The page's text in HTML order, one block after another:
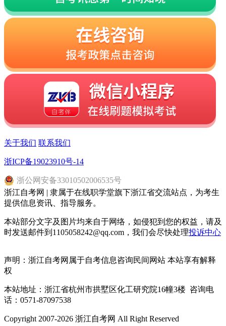
关于我们 联系我们
浙ICP备19023910号-14
浙公网安备33010502006535号
浙江自考网 | 隶属于在线职学堂旗下浙江省交流站点，为考生
提供信息资讯、指导服务。
本站部分文字及图片均来自于网络，如侵犯到您的权益，请及
时发送邮件到1105058242@qq.com，我们会尽快处理投诉中心
声明：浙江自考网属于自考信息咨询民间网站 本站享有解释
权
本站地址：浙江省杭州市拱墅区化工研究院16幢3楼 咨询电
话：0571-87097538
Copyright 2007-2026 浙江自考网 All Right Reserved